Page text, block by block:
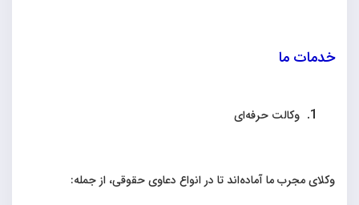
خدمات ما
وکالت حرفه‌ای
وکلای مجرب ما آماده‌اند تا در انواع دعاوی حقوقی، از جمله: